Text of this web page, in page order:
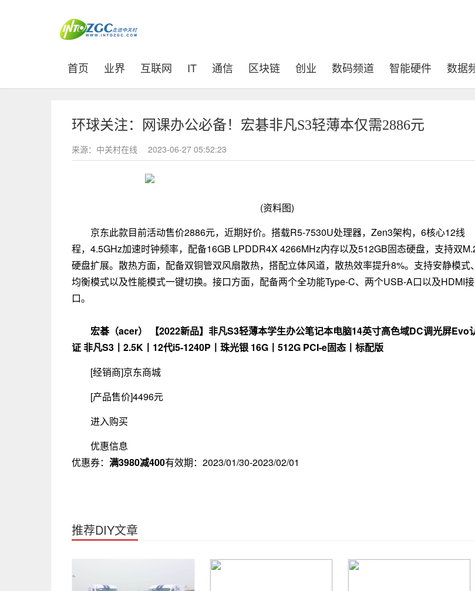
首页 (current)
业界 互联网 IT 通信 区块链 创业 数码频道 智能硬件 数据
环球关注：网课办公必备！宏碁非凡S3轻薄本仅需2886元
来源：中关村在线 2023-06-27 05:52:23
(资料图)
京东此款目前活动售价2886元，近期好价。搭载R5-7530U处理器，Zen3架构，6核心12线
程，4.5GHz加速时钟频率，配备16GB LPDDR4X 4266MHz内存以及512GB固态硬盘，支持双
硬盘扩展。散热方面，配备双铜管双风扇散热，搭配立体风道，散热效率提升8%。支持安静模式、
均衡模式以及性能模式一键切换。接口方面，配备两个全功能Type-C、两个USB-A口以及HDMI接
口。
宏碁（acer） 【2022新品】非凡S3轻薄本学生办公笔记本电脑14英寸高色域DC调光屏Evo
证 非凡S3丨2.5K丨12代i5-1240P丨珠光银 16G丨512G PCI-e固态丨标配版
[经销商]京东商城
[产品售价]4496元
进入购买
优惠信息
优惠券： 满3980减400有效期： 2023/01/30-2023/02/01
推荐DIY文章